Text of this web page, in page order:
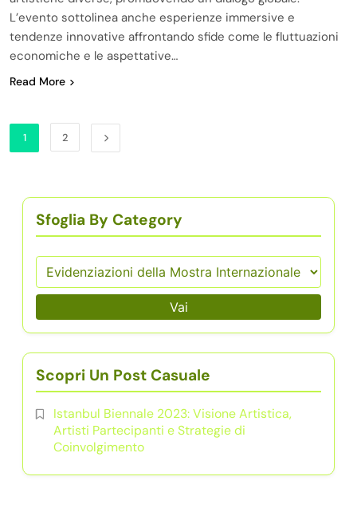
L’evento sottolinea anche esperienze immersive e
tendenze innovative affrontando sfide come le fluttuazioni
economiche e le aspettative…
Read More
1 2
Sfoglia By Category
Vai
Scopri Un Post Casuale
Istanbul Biennale 2023: Visione Artistica,
Artisti Partecipanti e Strategie di
Coinvolgimento